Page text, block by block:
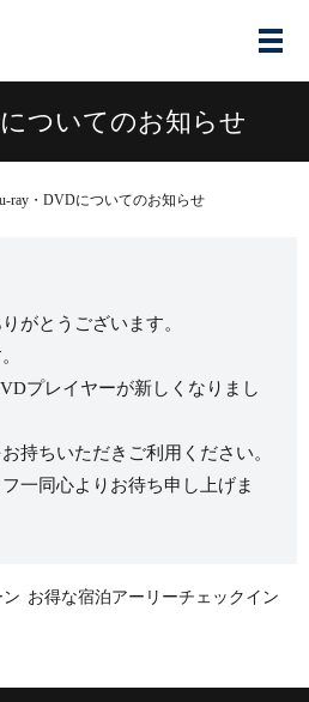
メ
ついてのお知らせ
ray・DVDについてのお知らせ
がとうございます。
プレイヤーが新しくなりまし
持ちいただきご利用ください。
一同心よりお待ち申し上げま
お得な宿泊アーリーチェックイン